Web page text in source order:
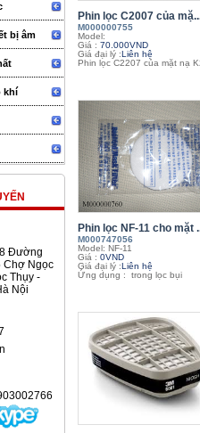
bị âm
khí
Đường
Chợ Ngọc
Thụy -
Nội
Phin lọc C2007 của
M000000755
Model:
Giá : 70.000VND
Giá đại lý :Liên hệ
Phin lọc C2207 của mặt nạ
Phin lọc NF-11 cho mặt
M000747056
Model: NF-11
Giá : 0VND
Giá đại lý :Liên hệ
Ứng dụng : trong lọc bụi